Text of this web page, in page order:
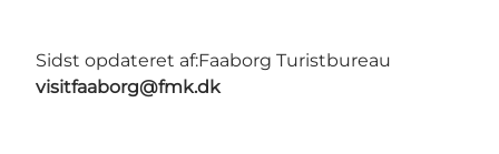
Sidst opdateret af:Faaborg Turistbureau
visitfaaborg@fmk.dk